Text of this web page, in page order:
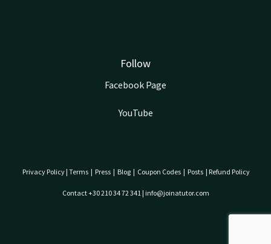
Follow
Facebook Page
YouTube
Privacy Policy | Terms | Press | Blog | Coupon Codes | Posts | Refund Policy
Contact +30 210 34 72 341 | info@joinatutor.com